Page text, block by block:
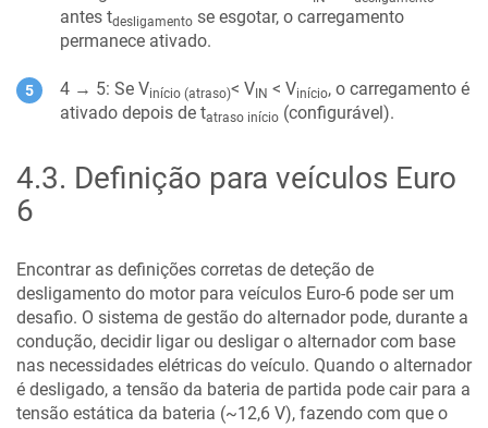
antes tdesligamento se esgotar, o carregamento
permanece ativado.
4 → 5: Se Vinício (atraso)< V IN < Vinício, o carregamento é
ativado depois de tatraso início (configurável).
4.3. Definição para veículos Euro
6
Encontrar as definições corretas de deteção de
desligamento do motor para veículos Euro-6 pode ser um
desafio. O sistema de gestão do alternador pode, durante a
condução, decidir ligar ou desligar o alternador com base
nas necessidades elétricas do veículo. Quando o alternador
é desligado, a tensão da bateria de partida pode cair para a
tensão estática da bateria (~12,6 V), fazendo com que o